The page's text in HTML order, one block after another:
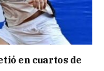
en cuartos de